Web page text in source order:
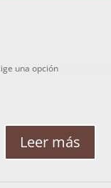
Leer más